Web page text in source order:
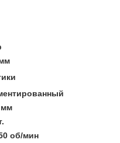
мм
об/мин